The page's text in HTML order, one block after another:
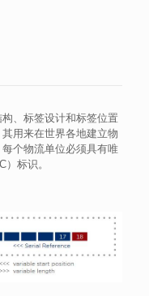
、标签设计和标签位置
用来在世界各地建立物
个物流单位必须具有唯
标识。